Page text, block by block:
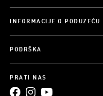
INFORMACIJE O PODUZEĆU
PODRŠKA
PRATI NAS